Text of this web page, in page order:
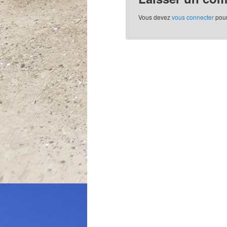
Vous devezvous connecter